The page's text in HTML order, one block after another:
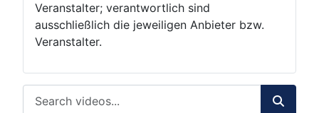
Veranstalter; verantwortlich sind
ausschließlich die jeweiligen Anbieter bzw.
Veranstalter.